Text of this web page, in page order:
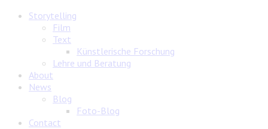
Storytelling
Film
Text
Künstlerische Forschung
Lehre und Beratung
About
News
Blog
Foto-Blog
Contact